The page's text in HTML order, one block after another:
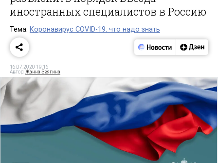
иностранных специалистов в Россию
Тема: Коронавирус COVID-19: что надо знать
16.07.2020 19:16
Автор:Жанна Звягина